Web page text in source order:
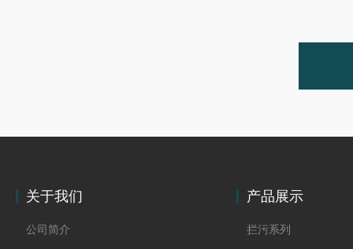
关于我们
公司简介
产品展示
拦污系列